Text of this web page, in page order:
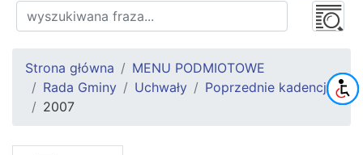
Strona główna
MENU PODMIOTOWE
Rada Gminy
Uchwały
Poprzednie kadencje
2007